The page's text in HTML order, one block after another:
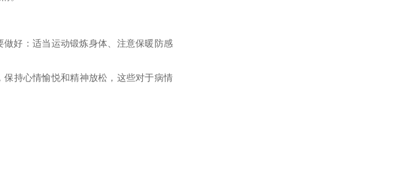
好：适当运动锻炼身体、注意保暖防感
持心情愉悦和精神放松，这些对于病情